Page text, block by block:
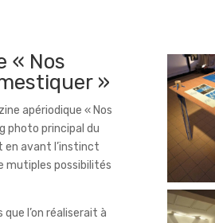
« Nos
»
apériodique « Nos
photo principal du
en avant l’instinct
mutiples possibilités
l’on réaliserait à